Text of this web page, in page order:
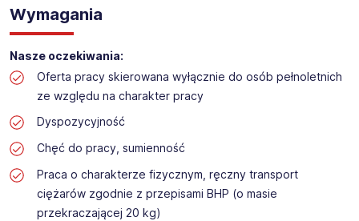
Lokalizacja: Zawiercie
Wymagania
Nasze oczekiwania:
Oferta pracy skierowana wyłącznie do osób pełnoletnich
ze względu na charakter pracy
Dyspozycyjność
Chęć do pracy, sumienność
Praca o charakterze fizycznym, ręczny transport
ciężarów zgodnie z przepisami BHP (o masie
przekraczającej 20 kg)